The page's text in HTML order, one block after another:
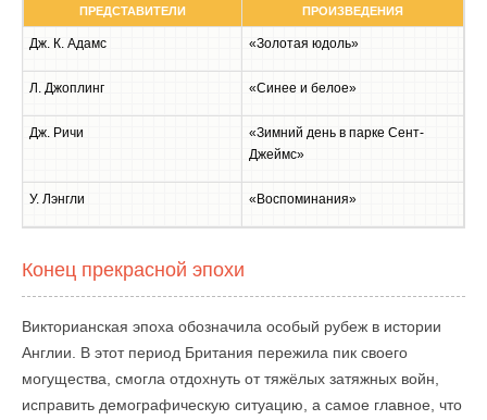
ПРЕДСТАВИТЕЛИ ПРОИЗВЕДЕНИЯ
Дж. К. Адамс «Золотая юдоль»
Л. Джоплинг «Синее и белое»
Дж. Ричи
«Зимний день в парке Сент-
Джеймс»
У. Лэнгли «Воспоминания»
Конец прекрасной эпохи
Викторианская эпоха обозначила особый рубеж в истории
Англии. В этот период Британия пережила пик своего
могущества, смогла отдохнуть от тяжёлых затяжных войн,
исправить демографическую ситуацию, а самое главное, что